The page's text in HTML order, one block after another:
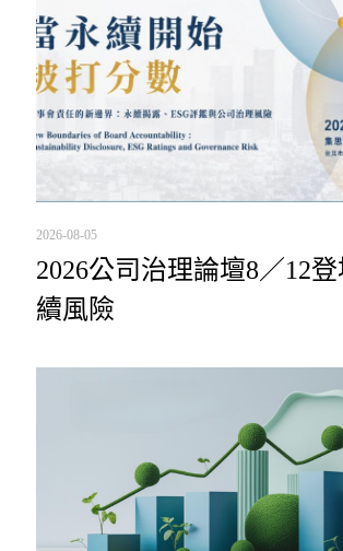
2026-08-05
2026公司治理論壇8／12
續風險